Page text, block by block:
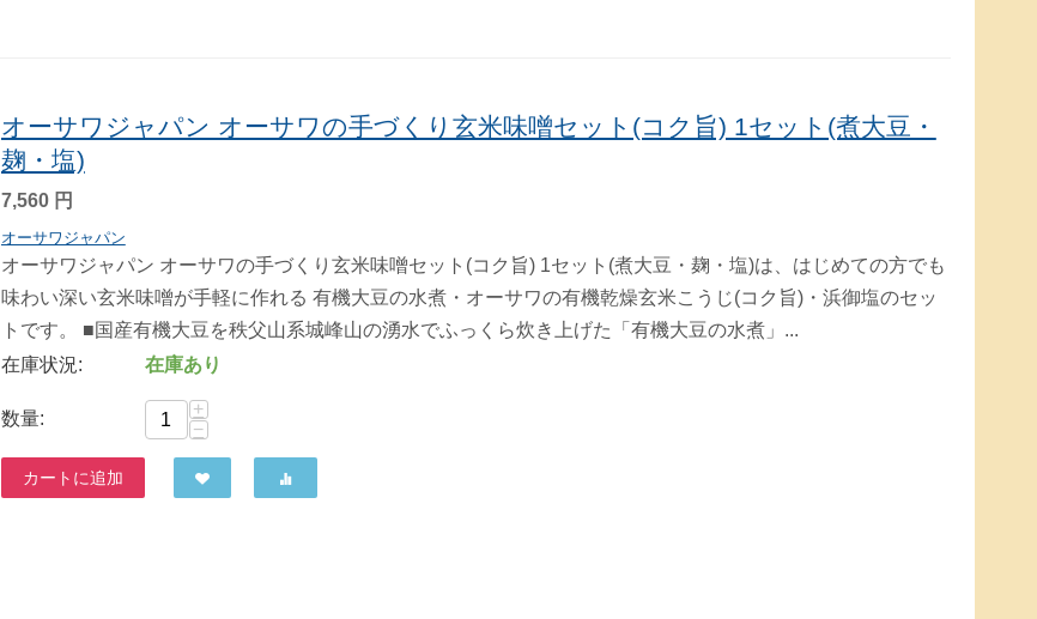
オーサワジャパン オーサワの手づくり玄米味噌セット(コク旨) 1セット(煮大豆・
麹・塩)
7,560 円
オーサワジャパン
オーサワジャパン オーサワの手づくり玄米味噌セット(コク旨) 1セット(煮大豆・麹・塩)は、はじめての方でも
味わい深い玄米味噌が手軽に作れる 有機大豆の水煮・オーサワの有機乾燥玄米こうじ(コク旨)・浜御塩のセッ
トです。 ■国産有機大豆を秩父山系城峰山の湧水でふっくら炊き上げた「有機大豆の水煮」...
在庫状況:
在庫あり
数量:
+
−
カートに追加